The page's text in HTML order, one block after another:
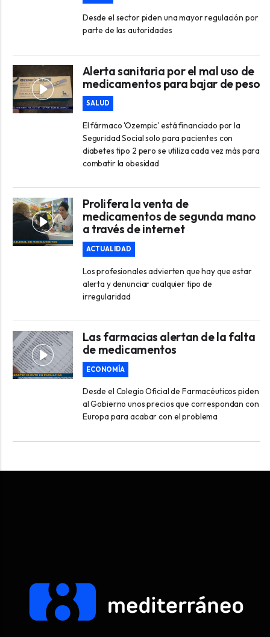
Desde el sector piden una mayor regulación por
parte de las autoridades
Alerta sanitaria por el mal uso de
medicamentos para bajar de peso
SALUD
El fármaco 'Ozempic' está financiado por la
Seguridad Social solo para pacientes con
diabetes tipo 2 pero se utiliza cada vez más para
combatir la obesidad
Prolifera la venta de
medicamentos de segunda mano
a través de internet
ACTUALIDAD
Los profesionales advierten que hay que estar
alerta y denunciar cualquier tipo de
irregularidad
Las farmacias alertan de la falta
de medicamentos
ECONOMÍA
Desde el Colegio Oficial de Farmacéuticos piden
al Gobierno unos precios que correspondan con
Europa para acabar con el problema